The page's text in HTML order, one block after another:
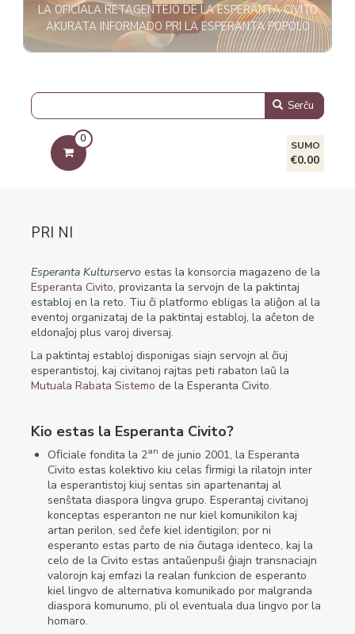
LA OFICIALA RETAGENTEJO DE LA ESPERANTA CIVITO
AKURATA INFORMADO PRI LA ESPERANTA POPOLO
Serĉu
0
SUMO
€0.00
PRI NI
Esperanta Kulturservo estas la konsorcia magazeno de la
Esperanta Civito, provizanta la servojn de la paktintaj
establoj en la reto. Tiu ĉi platformo ebligas la aliĝon al la
eventoj organizataj de la paktintaj establoj, la aĉeton de
eldonaĵoj plus varoj diversaj.
La paktintaj establoj disponigas siajn servojn al ĉiuj
esperantistoj, kaj civitanoj rajtas peti rabaton laŭ la
Mutuala Rabata Sistemo de la Esperanta Civito.
Kio estas la Esperanta Civito?
Oﬁciale fondita la 2an de junio 2001, la Esperanta
Civito estas kolektivo kiu celas ﬁrmigi la rilatojn inter
la esperantistoj kiuj sentas sin apartenantaj al
senŝtata diaspora lingva grupo. Esperantaj civitanoj
konceptas esperanton ne nur kiel komunikilon kaj
artan perilon, sed ĉefe kiel identigilon; por ni
esperanto estas parto de nia ĉiutaga identeco, kaj la
celo de la Civito estas antaŭenpuŝi ĝiajn transnaciajn
valorojn kaj emfazi la realan funkcion de esperanto
kiel lingvo de alternativa komunikado por malgranda
diaspora komunumo, pli ol eventuala dua lingvo por la
homaro.